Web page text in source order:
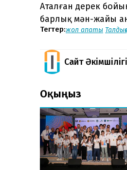
Аталған дерек
барлық мән-жайы
Тегтер:жол апаты
Сайт Әкімшілігі
Оқыңыз